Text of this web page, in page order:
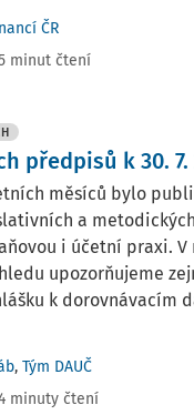
ČR
minut čtení
předpisů k 30. 7.
měsíců bylo
a
i účetní praxi. V
upozorňujeme
k dorovnávacím
, Tým DAUČ
minuty čtení